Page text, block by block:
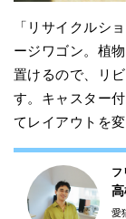
「リサイクルシ
ージワゴン。植
置けるので、リ
す。キャスター
てレイアウトを
フ
愛